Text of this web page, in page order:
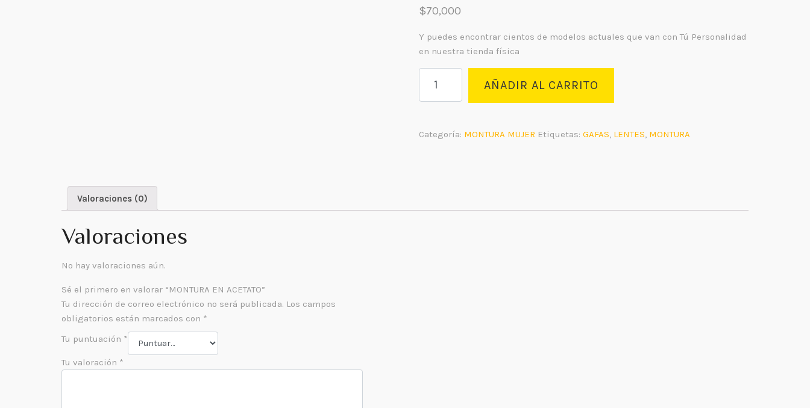
$70,000
Y puedes encontrar cientos de modelos actuales que van con Tú Personalidad
en nuestra tienda física
ACETATO
AÑADIR AL CARRITO
Categoría: MONTURA MUJER Etiquetas: GAFAS, LENTES, MONTURA
Valoraciones (0)
Valoraciones
No hay valoraciones aún.
Sé el primero en valorar “MONTURA EN ACETATO”
Tu dirección de correo electrónico no será publicada. Los campos
obligatorios están marcados con *
Tu puntuación *
Tu valoración *